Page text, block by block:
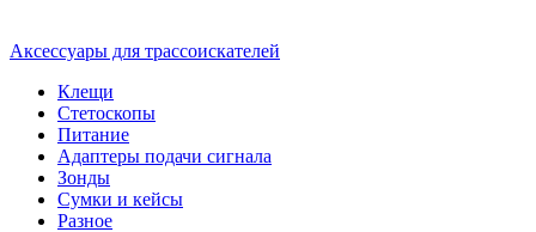
Аксессуары для трассоискателей
Клещи
Стетоскопы
Питание
Адаптеры подачи сигнала
Зонды
Сумки и кейсы
Разное